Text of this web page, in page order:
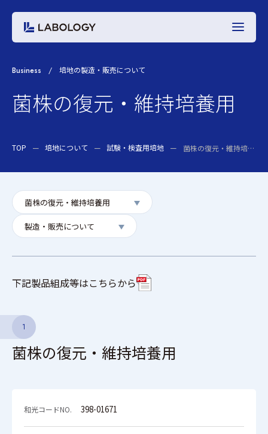
Business 培地の製造・販売について
菌株の復元・維持培養用
TOP 培地について 試験・検査用培地 菌株の復元・維持培養用
菌株の復元・維持培養用
製造・販売について
下記製品組成等はこちらから
1
菌株の復元・維持培養用
398-01671